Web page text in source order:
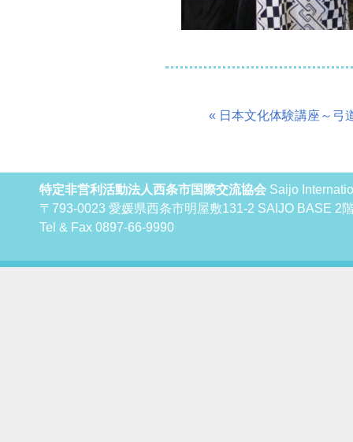
« 日本文化体験講座～弓
特定非営利活動法人西条市国際交流協会 Saijo
〒793-0023 愛媛県西条市明屋敷131-2 SAIJO BASE 2
Tel & Fax 0897-66-9990